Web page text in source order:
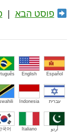
פוסט הבא
Español
English
עברית Indonesia
اُردو Italiano
국어